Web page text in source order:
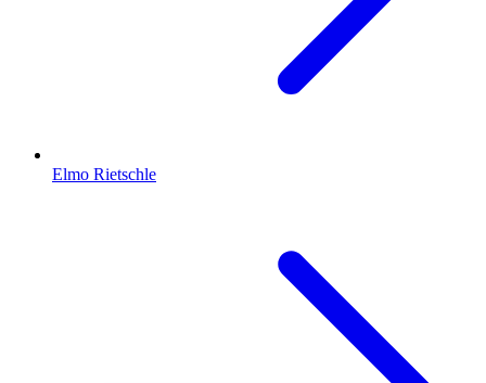
Elmo Rietschle